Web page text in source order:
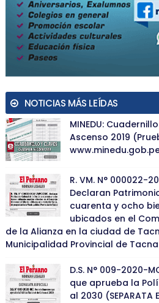
NOTICIAS MÁS LEÍDAS
MINEDU:
Ascenso 2019
R. VM. N° 000022-
Declaran
cuarenta y ocho
ubicados en el
de la Alianza en la ciudad de
Municipalidad Provincial de Tacna
D.S. N° 009-2020-
que aprueba la
al 2030 (SEPARATA